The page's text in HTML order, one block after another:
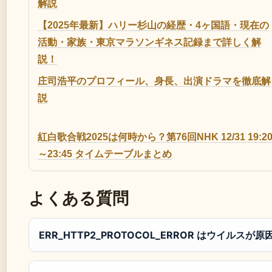
解説
【2025年最新】ハリー杉山の経歴・4ヶ国語・現在の
活動・家族・東京マラソンギネス記録まで詳しく解
説！
庄司浩平のプロフィール、身長、出演ドラマを徹底解
説
紅白歌合戦2025は何時から？第76回NHK 12/31 19:20
～23:45 タイムテーブルまとめ
よくある質問
ERR_HTTP2_PROTOCOL_ERROR はウイルスが原